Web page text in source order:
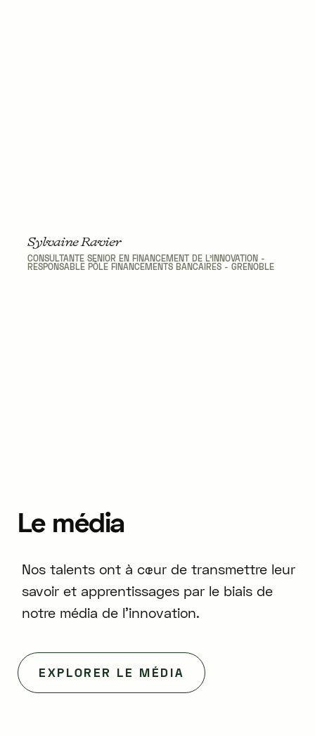
Sylvaine Ravier
CONSULTANTE SENIOR EN FINANCEMENT DE L'INNOVATION -
RESPONSABLE PÔLE FINANCEMENTS BANCAIRES - GRENOBLE
Le média
Nos talents ont à cœur de transmettre leur
savoir et apprentissages par le biais de
notre média de l'innovation.
EXPLORER LE MÉDIA